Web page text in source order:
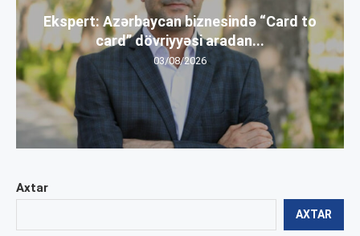
Axtar
AXTAR
Ekspert: Azərbaycan biznesində “Card to
card” dövriyyəsi aradan...
03/08/2026